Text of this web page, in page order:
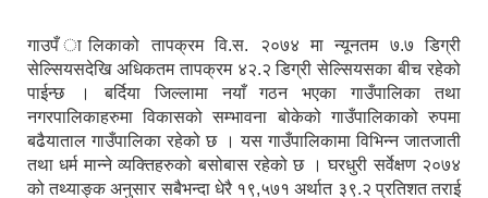
गाउपँ ालिकाको तापक्रम वि.स. २०७४ मा न्यूनतम ७.७ डिग्री
सेल्सियसदेखि अधिकतम तापक्रम ४२.२ डिग्री सेल्सियसका बीच रहेको
पाईन्छ । बर्दिया जिल्लामा नयाँ गठन भएका गाउँपालिका तथा
नगरपालिकाहरुमा विकासको सम्भावना बोकेको गाउँपालिकाको रुपमा
बढैयाताल गाउँपालिका रहेको छ । यस गाउँपालिकामा विभिन्न जातजाती
तथा धर्म मान्ने व्यक्तिहरुको बसोबास रहेको छ । घरधुरी सर्वेक्षण २०७४
को तथ्याङ्क अनुसार सबैभन्दा धेरै १९,५७१ अर्थात ३९.२ प्रतिशत तराई